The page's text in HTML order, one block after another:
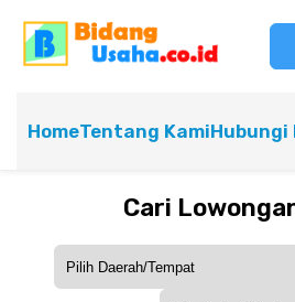
HomeTentang KamiHubungi
Cari